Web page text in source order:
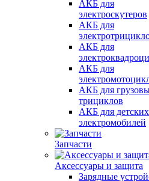
АКБ для
электроскутеров
АКБ для
АКБ для
АКБ для
АКБ для
трициклов
АКБ для детских
электромобилей
Запчасти
Аксессуары и защита
Зарядные